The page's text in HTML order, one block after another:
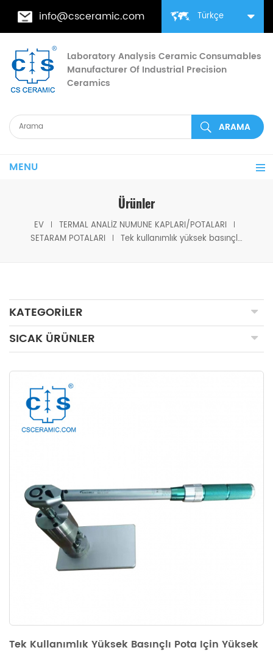
Türkçe
info@csceramic.com
Laboratory Analysis Ceramic Consumables
Manufacturer Of Industrial Precision
Ceramics
MENU
Ürünler
EV
TERMAL ANALIZ NUMUNE KAPLARI/POTALARI
SETARAM POTALARI
Tek kullanımlık yüksek basınçlı pota için Yüksek Basınçlı Pota Sızdırmazlık Aracı Setaram
KATEGORILER
SICAK ÜRÜNLER
Tek Kullanımlık Yüksek Basınçlı Pota Için Yüksek